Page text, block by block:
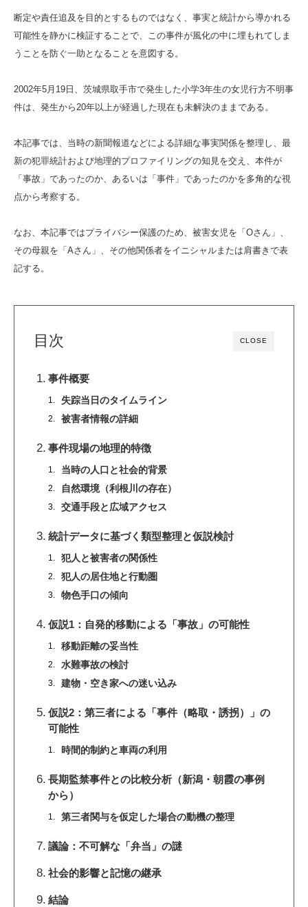
断定や責任追及を目的とするものではなく、事実と統計から導かれる
可能性を静かに検証することで、この事件が風化の中に埋もれてしま
うことを防ぐ一助となることを意図する。
2002年5月19日、茨城県取手市で発生した小学3年生の女児行方不明事
件は、発生から20年以上が経過した現在も未解決のままである。
本記事では、当時の新聞報道などによる詳細な事実関係を整理し、最
新の犯罪統計および地理的プロファイリングの知見を交え、本件が
「事故」であったのか、あるいは「事件」であったのかを多角的な視
点から考察する。
なお、本記事ではプライバシー保護のため、被害女児を「Oさん」、
その母親を「Aさん」、その他関係者をイニシャルまたは肩書きで表
記する。
CLOSE
目次
事件概要
失踪当日のタイムライン
被害者情報の詳細
事件現場の地理的特徴
当時の人口と社会的背景
自然環境（利根川の存在）
交通手段と広域アクセス
統計データに基づく類型整理と仮説検討
犯人と被害者の関係性
犯人の居住地と行動圏
物色手口の傾向
仮説1：自発的移動による「事故」の可能性
移動距離の妥当性
水難事故の検討
建物・空き家への迷い込み
仮説2：第三者による「事件（略取・誘拐）」の
可能性
時間的制約と車両の利用
長期監禁事件との比較分析（新潟・朝霞の事例
から）
第三者関与を仮定した場合の動機の整理
議論：不可解な「弁当」の謎
社会的影響と記憶の継承
結論